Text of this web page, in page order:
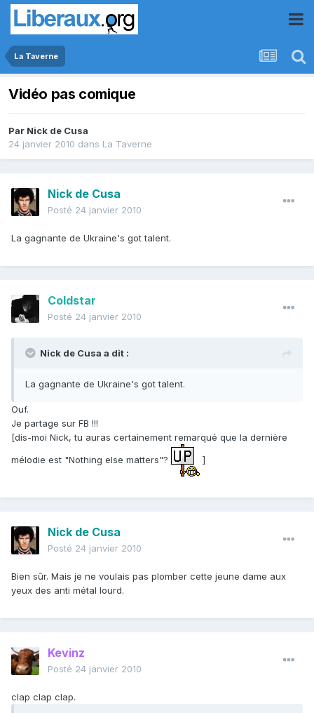
La Taverne
Vidéo pas comique
Par Nick de Cusa
24 janvier 2010 dans La Taverne
Nick de Cusa
Posté 24 janvier 2010
La gagnante de Ukraine's got talent.
Coldstar
Posté 24 janvier 2010
Nick de Cusa a dit :
La gagnante de Ukraine's got talent.
Ouf.
Je partage sur FB !!!
[dis-moi Nick, tu auras certainement remarqué que la dernière
mélodie est "Nothing else matters"?
]
Nick de Cusa
Posté 24 janvier 2010
Bien sûr. Mais je ne voulais pas plomber cette jeune dame aux
yeux des anti métal lourd.
Kevinz
Posté 24 janvier 2010
clap clap clap.